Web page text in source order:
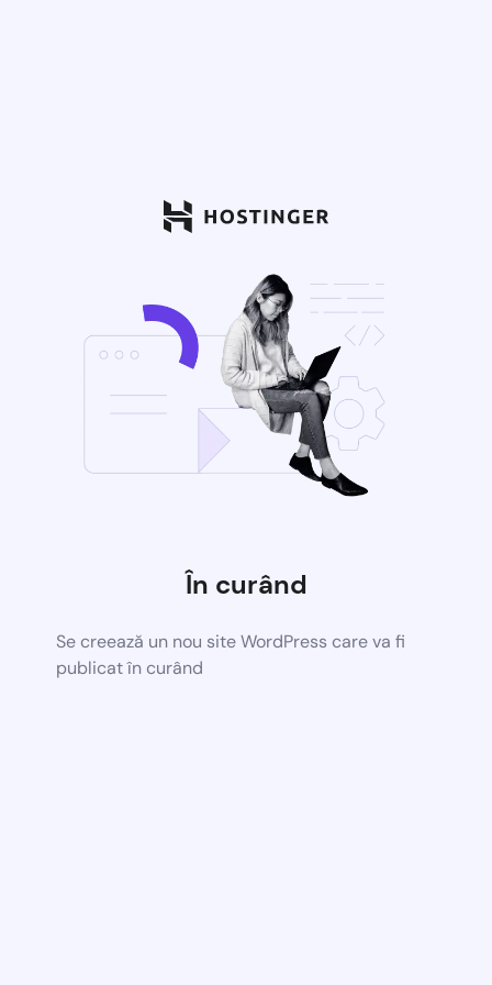
În curând
Se creează un nou site WordPress care va fi
publicat în curând